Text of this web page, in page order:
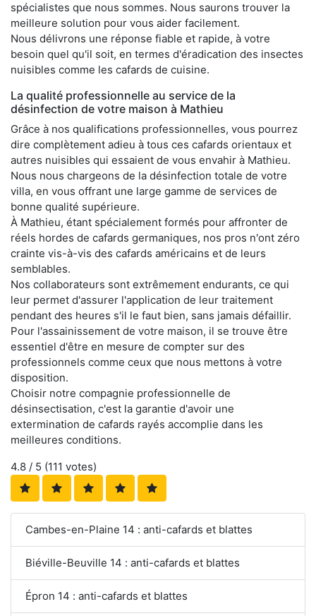
spécialistes que nous sommes. Nous saurons trouver la
meilleure solution pour vous aider facilement.
Nous délivrons une réponse fiable et rapide, à votre
besoin quel qu'il soit, en termes d'éradication des insectes
nuisibles comme les cafards de cuisine.
La qualité professionnelle au service de la
désinfection de votre maison à Mathieu
Grâce à nos qualifications professionnelles, vous pourrez
dire complètement adieu à tous ces cafards orientaux et
autres nuisibles qui essaient de vous envahir à Mathieu.
Nous nous chargeons de la désinfection totale de votre
villa, en vous offrant une large gamme de services de
bonne qualité supérieure.
À Mathieu, étant spécialement formés pour affronter de
réels hordes de cafards germaniques, nos pros n'ont zéro
crainte vis-à-vis des cafards américains et de leurs
semblables.
Nos collaborateurs sont extrêmement endurants, ce qui
leur permet d'assurer l'application de leur traitement
pendant des heures s'il le faut bien, sans jamais défaillir.
Pour l'assainissement de votre maison, il se trouve être
essentiel d'être en mesure de compter sur des
professionnels comme ceux que nous mettons à votre
disposition.
Choisir notre compagnie professionnelle de
désinsectisation, c'est la garantie d'avoir une
extermination de cafards rayés accomplie dans les
meilleures conditions.
4.8 / 5 (111 votes)
Cambes-en-Plaine 14 : anti-cafards et blattes
Biéville-Beuville 14 : anti-cafards et blattes
Épron 14 : anti-cafards et blattes